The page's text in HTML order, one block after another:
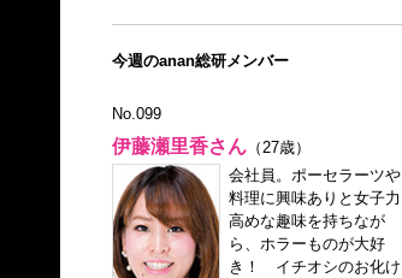
今週のanan総研メンバー
No.099
伊藤瀬里香さん（27歳）
会社員。ポーセラーツや
料理に興味ありと女子力
高めな趣味を持ちなが
ら、ホラーものが大好
き！ イチオシのお化け